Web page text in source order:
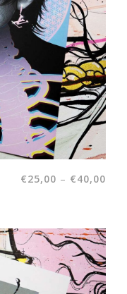
€25,00 – €40,00